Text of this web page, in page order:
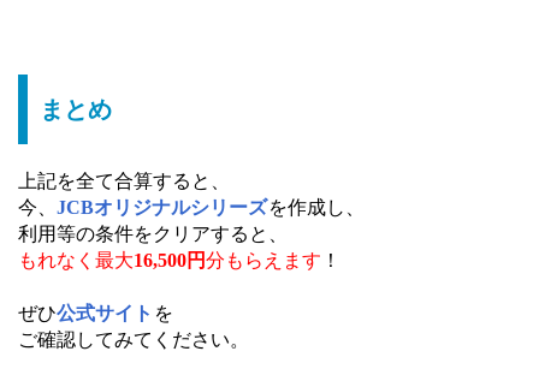
まとめ
上記を全て合算すると、
今、 JCBオリジナルシリーズを作成し、
利用等の条件をクリアすると、
もれなく最大16,500円分もらえます ！
ぜひ公式サイト を
ご確認してみてください。